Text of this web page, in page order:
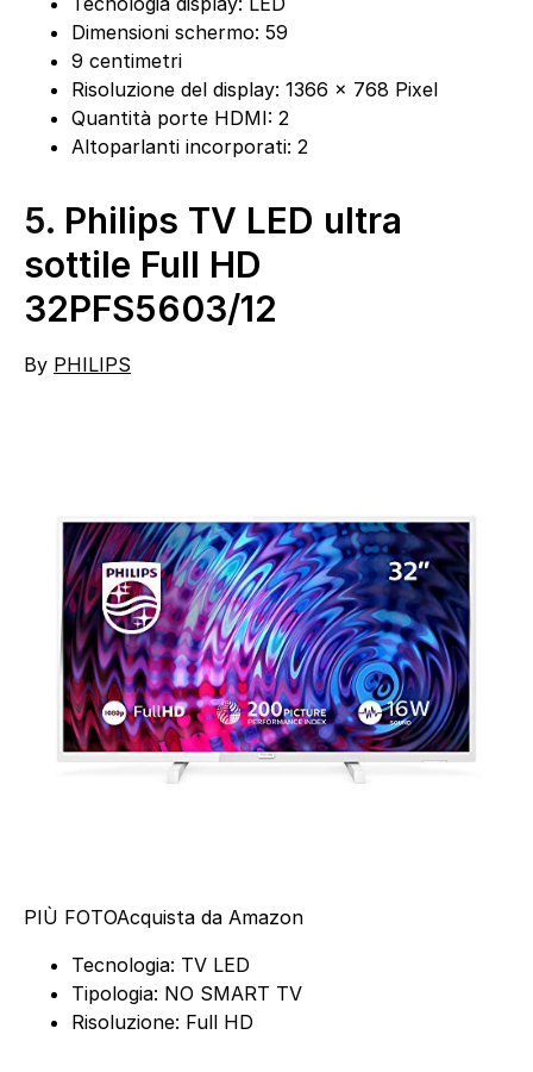
Dimensioni schermo: 59
9 centimetri
Risoluzione del display: 1366 x 768 Pixel
Quantità porte HDMI: 2
Altoparlanti incorporati: 2
5. Philips TV LED ultra
sottile Full HD
32PFS5603/12
By PHILIPS
PIÙ FOTOAcquista da Amazon
Tecnologia: TV LED
Tipologia: NO SMART TV
Risoluzione: Full HD